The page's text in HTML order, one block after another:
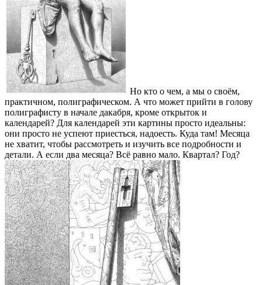
Но кто о чем, а мы о своём,
практичном, полиграфическом. А что может прийти в голову
полиграфисту в начале дакабря, кроме открыток и
календарей? Для календарей эти картины просто идеальны:
они просто не успеют приесться, надоесть. Куда там! Месяца
не хватит, чтобы рассмотреть и изучить все подробности и
детали. А если два месяца? Всё равно мало. Квартал? Год?